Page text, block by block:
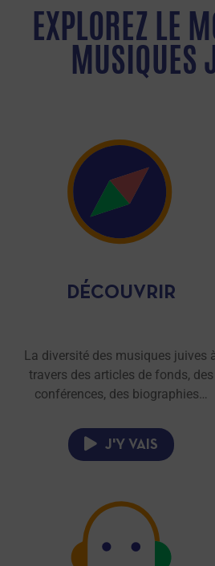
EXPLOREZ LE
MUSIQUES
DÉCOUVRIR
La diversité des musiques juives
travers des articles de fonds, des
conférences, des biographies…
J'Y VAIS